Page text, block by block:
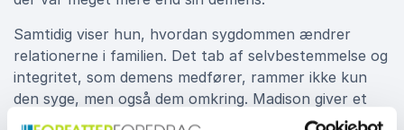
Samtidig viser hun, hvordan sygdommen ændrer
relationerne i familien. Det tab af selvbestemmelse og
integritet, som demens medfører, rammer ikke kun
den syge, men også dem omkring. Madison giver et
sprog til disse oplevelser og deler de strategier, hun